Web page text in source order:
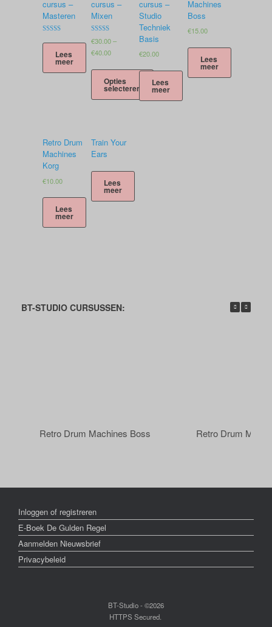
worden
op
de
cursus –
Masteren
5.00
Lees
meer
cursus –
Mixen
Waardering
5.00
uit 5
€30.00–
€40.00
Opties
selecteren
meerdere
variaties.
optie
gekozen
cursus –
Studio
Techniek
Basis
€20.00
Lees
meer
Machines
Boss
€15.00
Lees
meer
Retro Drum
Machines
Korg
€10.00
Lees
meer
Train Your
Ears
Lees
meer
BT-STUDIO CURSUSSEN:
Retro Drum Machines Boss Retro Drum
Inloggen of registreren
E-Boek De Gulden Regel
Aanmelden Nieuwsbrief
Privacybeleid
BT-Studio - ©2026
HTTPS Secured.